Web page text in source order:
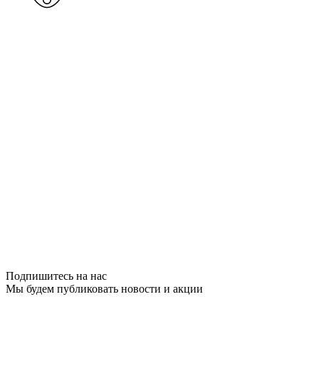
Подпишитесь на нас
Мы будем публиковать новости и акции